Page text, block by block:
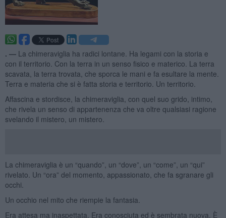
. — La chimeraviglia ha radici lontane. Ha legami con la storia e
con il territorio. Con la terra in un senso fisico e materico. La terra
scavata, la terra trovata, che sporca le mani e fa esultare la mente.
Terra e materia che si è fatta storia e territorio. Un territorio.
Affascina e stordisce, la chimeraviglia, con quel suo grido, intimo,
che rivela un senso di appartenenza che va oltre qualsiasi ragione
svelando il mistero, un mistero.
La chimeraviglia è un “quando”, un “dove”, un “come”, un “qui”
rivelato. Un “ora” del momento, appassionato, che fa sgranare gli
occhi.
Un occhio nel mito che riempie la fantasia.
Era attesa ma inaspettata. Era conosciuta ed è sembrata nuova. È